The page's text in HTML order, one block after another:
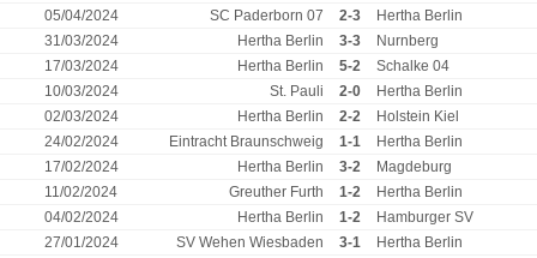
05/04/2024
SC Paderborn 07 2-3
Hertha Berlin
31/03/2024
Hertha Berlin 3-3
Nurnberg
17/03/2024
Hertha Berlin 5-2
Schalke 04
10/03/2024
St. Pauli 2-0
Hertha Berlin
02/03/2024
Hertha Berlin 2-2
Holstein Kiel
24/02/2024
Eintracht Braunschweig 1-1
Hertha Berlin
17/02/2024
Hertha Berlin 3-2
Magdeburg
11/02/2024
Greuther Furth 1-2
Hertha Berlin
04/02/2024
Hertha Berlin 1-2
Hamburger SV
27/01/2024
SV Wehen Wiesbaden 3-1
Hertha Berlin